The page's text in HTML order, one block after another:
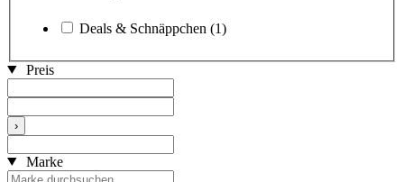
Deals & Schnäppchen (1)
Preis
›
Marke